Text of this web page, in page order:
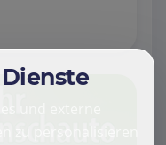
und externe
zu personalisieren